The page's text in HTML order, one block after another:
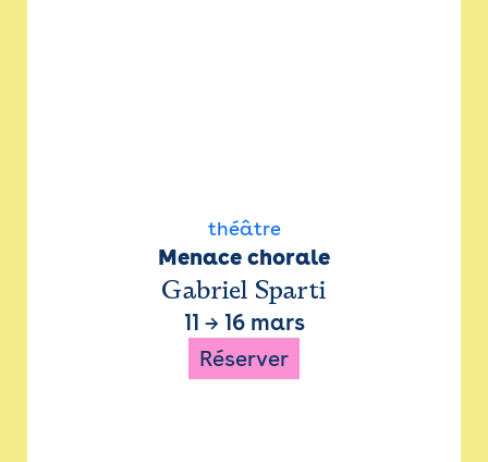
théâtre
Menace chorale
Gabriel Sparti
11 → 16 mars
Réserver